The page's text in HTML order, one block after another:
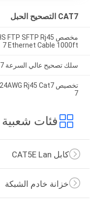
CAT7 التصحيح الحبل
7 Ethernet Cable 1000ft
سلك تصحيح عالي السرعة 8P8C SSTP SFTP FFTP 24AWG Cat7
7
فئات شعبية
كابل CAT5E Lan
خزانة خادم الشبكة